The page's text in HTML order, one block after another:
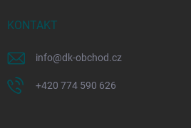
KONTAKT
info@dk-obchod.cz
+420 774 590 626